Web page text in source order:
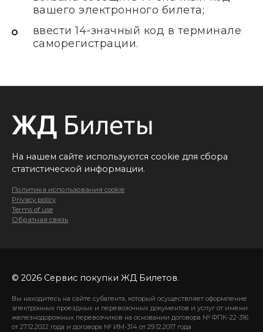
вашего электронного билета;
ввести 14-значный код в терминале
саморегистрации.
На нашем сайте используются cookie для сбора
статистической информации.
Политика использования cookie
Privacy policy
Terms of use
Обратная связь
© 2026 Сервис покупки ЖД Билетов.
Вы находитесь на сайте субагента, который осуществляет оформление
электронных проездных и перевозочных документов и услуг от имени
железнодорожных перевозчиков на основании договора № ФПК-22-316
от 27.12.2022 года и договора № ИМ-314 от 29.12.2017 года.